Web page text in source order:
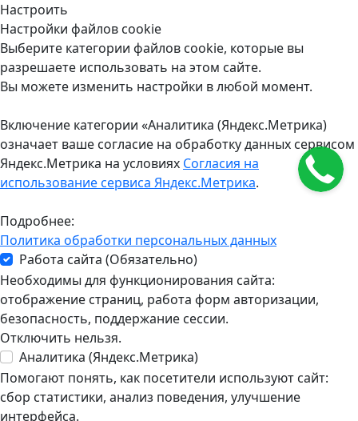
Настроить
Настройки файлов cookie
Выберите категории файлов cookie, которые вы
разрешаете использовать на этом сайте.
Вы можете изменить настройки в любой момент.
Включение категории «Аналитика (Яндекс.Метрика)
означает ваше согласие на обработку данных сервисом
Яндекс.Метрика на условиях Согласия на
использование сервиса Яндекс.Метрика.
Подробнее:
Политика обработки персональных данных
Работа сайта (Обязательно)
Необходимы для функционирования сайта:
отображение страниц, работа форм авторизации,
безопасность, поддержание сессии.
Отключить нельзя.
Аналитика (Яндекс.Метрика)
Помогают понять, как посетители используют сайт:
сбор статистики, анализ поведения, улучшение
интерфейса.